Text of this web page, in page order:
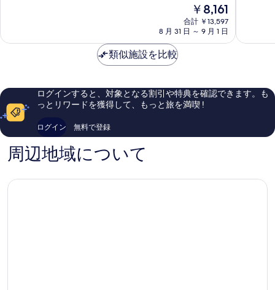
ド
に
コ
452
件
の
口
ミ
現
在
の
￥8,161
合計 ￥13,597
8 月 31 日 ～ 9 月 1 日
に
コ
ミ
ミ
類似施設を比較
ログインすると、対象となる割引や特典を確認できます。も
っとリワードを獲得して、もっと旅を満喫 !
ログイン 無料で登録
周辺地域について